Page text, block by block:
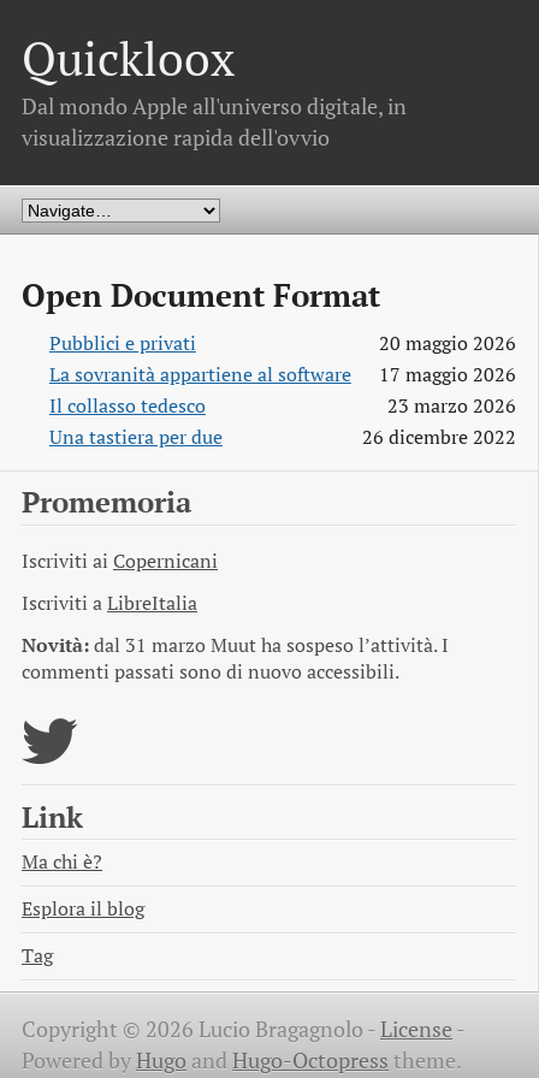
Quickloox
Dal mondo Apple all'universo digitale, in
visualizzazione rapida dell'ovvio
Open Document Format
Pubblici e privati
20 maggio 2026
La sovranità appartiene al software
17 maggio 2026
Il collasso tedesco
23 marzo 2026
Una tastiera per due
26 dicembre 2022
Promemoria
Iscriviti ai Copernicani
Iscriviti aLibreItalia
Novità:dal 31 marzo Muut ha sospeso l’attività. I
commenti passati sono di nuovo accessibili.
Link
Ma chi è?
Esplora il blog
Tag
Copyright © 2026 Lucio Bragagnolo -License -
Powered byHugo and Hugo-Octopress theme.